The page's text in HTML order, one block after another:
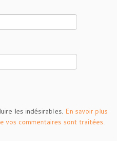
les indésirables. En savoir plus
vos commentaires sont traitées.